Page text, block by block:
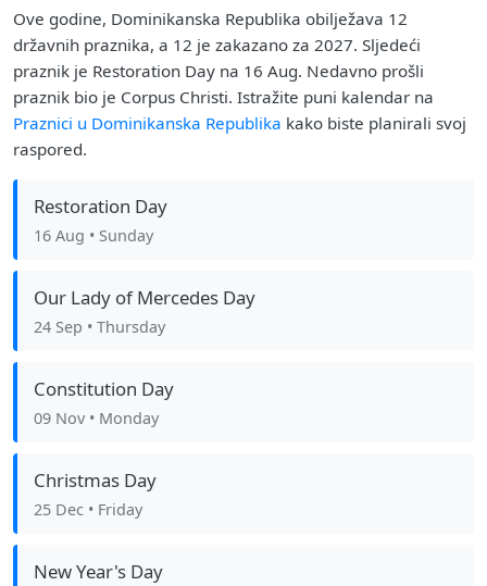
Ove godine, Dominikanska Republika obilježava 12
državnih praznika, a 12 je zakazano za 2027. Sljedeći
praznik je Restoration Day na 16 Aug. Nedavno prošli
praznik bio je Corpus Christi. Istražite puni kalendar na
Praznici u Dominikanska Republika kako biste planirali svoj
raspored.
Restoration Day
16 Aug • Sunday
Our Lady of Mercedes Day
24 Sep • Thursday
Constitution Day
09 Nov • Monday
Christmas Day
25 Dec • Friday
New Year's Day